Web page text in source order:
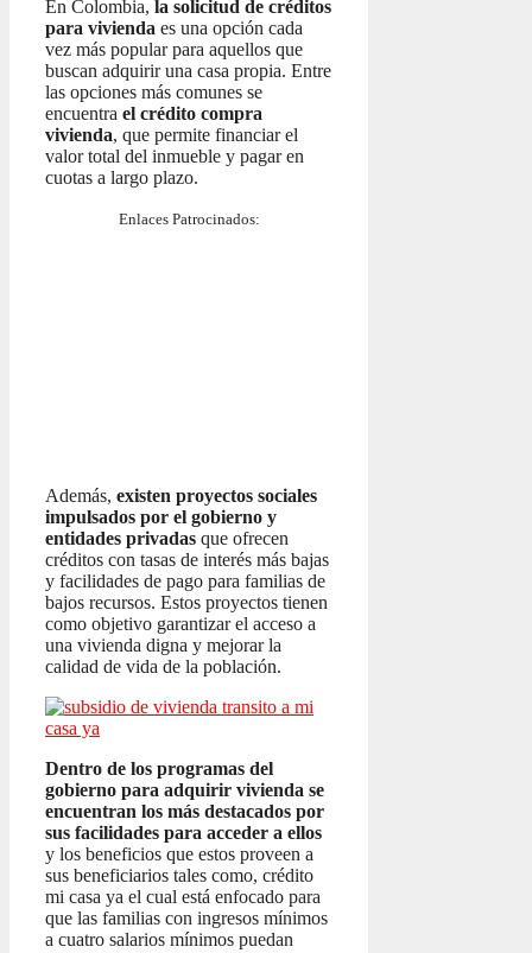
En Colombia, la solicitud de créditos
para vivienda es una opción cada
vez más popular para aquellos que
buscan adquirir una casa propia. Entre
las opciones más comunes se
encuentra el crédito compra
vivienda, que permite financiar el
valor total del inmueble y pagar en
cuotas a largo plazo.
Enlaces Patrocinados:
Además, existen proyectos sociales
impulsados por el gobierno y
entidades privadas que ofrecen
créditos con tasas de interés más bajas
y facilidades de pago para familias de
bajos recursos. Estos proyectos tienen
como objetivo garantizar el acceso a
una vivienda digna y mejorar la
calidad de vida de la población.
Dentro de los programas del
gobierno para adquirir vivienda se
encuentran los más destacados por
sus facilidades para acceder a ellos
y los beneficios que estos proveen a
sus beneficiarios tales como, crédito
mi casa ya el cual está enfocado para
que las familias con ingresos mínimos
a cuatro salarios mínimos puedan